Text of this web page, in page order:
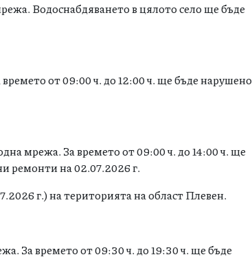
Водоснабдяването в цялото село ще бъде
от 09:00 ч. до 12:00 ч. ще бъде нарушено
мрежа. За времето от 09:00 ч. до 14:00 ч. ще
ремонти на 02.07.2026 г.
г.) на територията на област Плевен.
За времето от 09:30 ч. до 19:30 ч. ще бъде